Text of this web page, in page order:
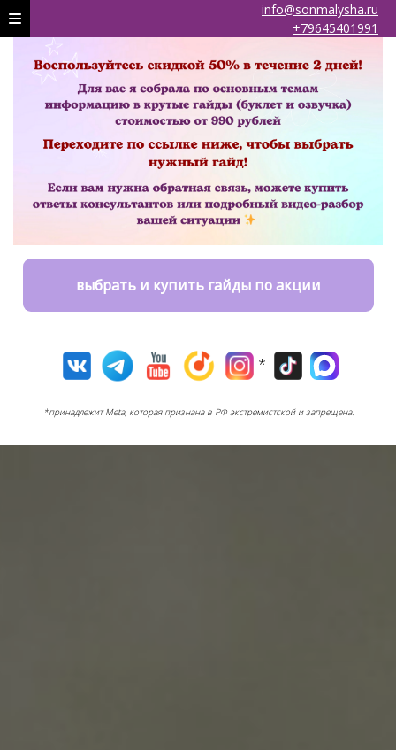
info@sonmalysha.ru
+79645401991
выбрать и купить гайды по акции
*
*принадлежит Meta, которая признана в РФ экстремистской и запрещена.